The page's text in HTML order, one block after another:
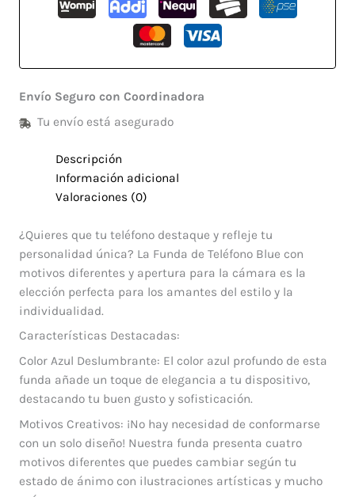
Envío Seguro con Coordinadora
Tu envío está asegurado
Descripción
Información adicional
Valoraciones (0)
¿Quieres que tu teléfono destaque y refleje tu
personalidad única? La Funda de Teléfono Blue con
motivos diferentes y apertura para la cámara es la
elección perfecta para los amantes del estilo y la
individualidad.
Características Destacadas:
Color Azul Deslumbrante: El color azul profundo de esta
funda añade un toque de elegancia a tu dispositivo,
destacando tu buen gusto y sofisticación.
Motivos Creativos: ¡No hay necesidad de conformarse
con un solo diseño! Nuestra funda presenta cuatro
motivos diferentes que puedes cambiar según tu
estado de ánimo con ilustraciones artísticas y mucho